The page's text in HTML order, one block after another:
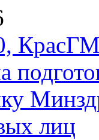
лиц